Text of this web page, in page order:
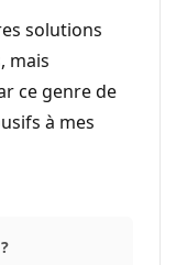
solutions
mais
ce genre de
à mes